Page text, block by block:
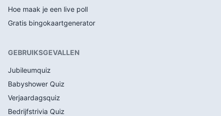
Hoe maak je een live poll
Gratis bingokaartgenerator
GEBRUIKSGEVALLEN
Jubileumquiz
Babyshower Quiz
Verjaardagsquiz
Bedrijfstrivia Quiz